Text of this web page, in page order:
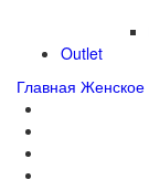
Outlet
Главная Женское